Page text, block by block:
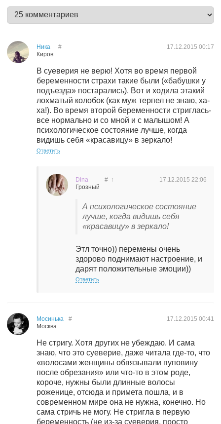
Ника
Киров
17.12.2015 00:17
#
В суеверия не верю! Хотя во время первой
беременности страхи такие были («бабушки у
подъезда» постарались). Вот и ходила этакий
лохматый колобок (как муж терпел не знаю, ха-
ха!). Во время второй беременности стриглась-
все нормально и со мной и с малышом! А
психологическое состояние лучше, когда
видишь себя «красавицу» в зеркало!
Ответить
Dina
Грозный
17.12.2015 22:06
# ↑
А психологическое состояние
лучше, когда видишь себя
«красавицу» в зеркало!
Этл точно)) перемены очень
здорово поднимают настроение, и
дарят положительные эмоции))
Ответить
Мосинька
Москва
17.12.2015 00:41
#
Не стригу. Хотя других не убеждаю. И сама
знаю, что это суеверие, даже читала где-то, что
«волосами женщины обвязывали пуповину
после обрезания» или что-то в этом роде,
короче, нужны были длинные волосы
роженице, отсюда и примета пошла, и в
современном мире она не нужна, конечно. Но
сама стричь не могу. Не стригла в первую
беременность (не из-за суеверия, просто